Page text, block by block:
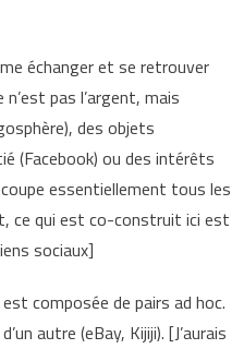
échanger et se retrouver
n’est pas l’argent, mais
des objets
(Facebook) ou des intérêts
essentiellement tous les
ce qui est co-construit ici est
sociaux]
est composée de pairs ad hoc.
autre (eBay, Kijiji). [J’aurais